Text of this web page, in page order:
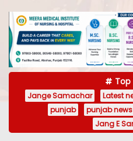
Top
Jange Samachar Latest
punjab
punjab news
Jang E